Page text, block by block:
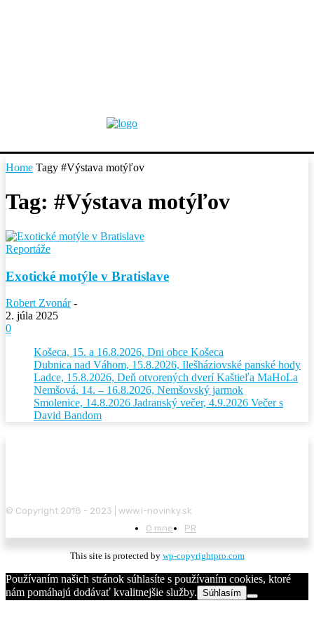
Home Tagy #Výstava motýľov
Tag: #Výstava motýľov
Reportáže
Exotické motýle v Bratislave
Robert Zvonár -
2. júla 2025
0
Košeca, 15. a 16.8.2026, Dni obce Košeca
Dubnica nad Váhom, 15.8.2026, Ilešháziovské panské hody
Ladce, 15.8.2026, Deň otvorených dverí Kaštieľa MaHoLa
Nemšová, 14. – 16.8.2026, Nemšovský jarmok
Smolenice, 14.8.2026 Jadranský večer, 4.9.2026 Večer s
David Bandom
© Copyright 2018 - 2023 | www.i-novinky.sk
O mne
PR
This site is protected by wp-copyrightpro.com
Používaním našich stránok súhlasíte s používaním cookies, ktoré
nám pomáhajú dodávať kvalitnejšie služby. Súhlasím